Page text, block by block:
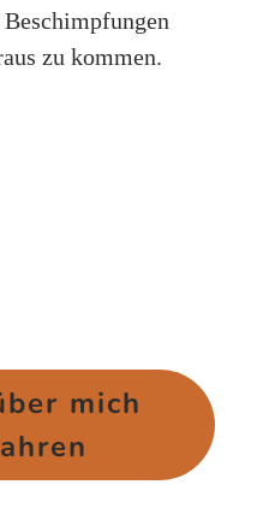
zu kommen.
mich